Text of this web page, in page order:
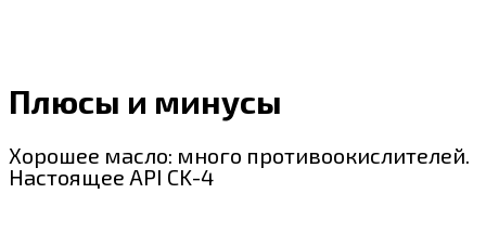
Плюсы и минусы
Хорошее масло: много противоокислителей.
Настоящее API CK-4